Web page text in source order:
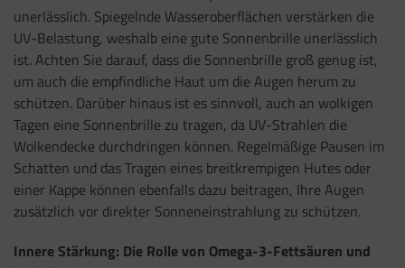
unerlässlich. Spiegelnde Wasseroberflächen verstärken die
UV-Belastung, weshalb eine gute Sonnenbrille unerlässlich
ist. Achten Sie darauf, dass die Sonnenbrille groß genug ist,
um auch die empfindliche Haut um die Augen herum zu
schützen. Darüber hinaus ist es sinnvoll, auch an wolkigen
Tagen eine Sonnenbrille zu tragen, da UV-Strahlen die
Wolkendecke durchdringen können. Regelmäßige Pausen im
Schatten und das Tragen eines breitkrempigen Hutes oder
einer Kappe können ebenfalls dazu beitragen, Ihre Augen
zusätzlich vor direkter Sonneneinstrahlung zu schützen.
Innere Stärkung: Die Rolle von Omega-3-Fettsäuren und